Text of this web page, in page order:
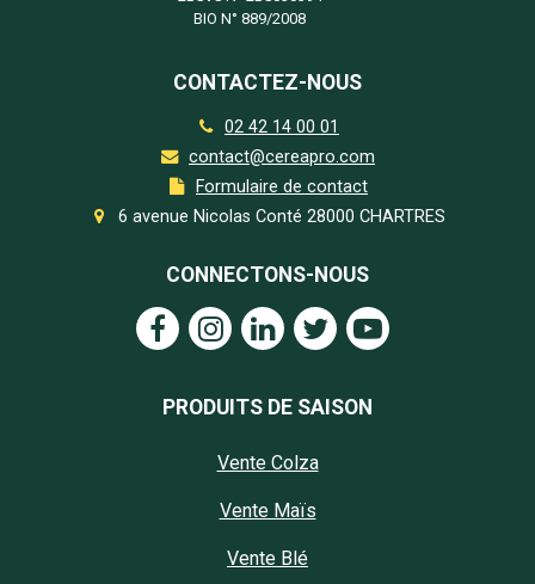
BIO N° 889/2008
CONTACTEZ-NOUS
02 42 14 00 01
contact@cereapro.com
Formulaire de contact
6 avenue Nicolas Conté 28000 CHARTRES
CONNECTONS-NOUS
PRODUITS DE SAISON
Vente Colza
Vente Maïs
Vente Blé